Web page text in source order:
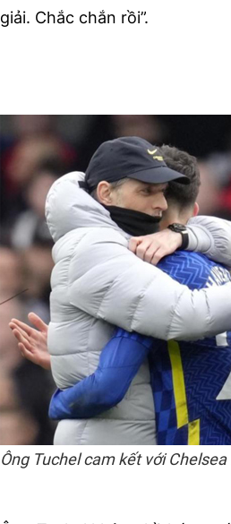
giải. Chắc chắn rồi”.
Ông Tuchel cam kết với